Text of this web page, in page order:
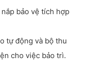
bảo vệ tích hợp
tự động và bộ thu
cho việc bảo trì.